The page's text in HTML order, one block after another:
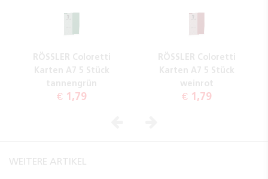
RÖSSLER Coloretti
Karten A7 5 Stück
tannengrün
€ 1,79
RÖSSLER Coloretti
Karten A7 5 Stück
weinrot
€ 1,79
WEITERE ARTIKEL